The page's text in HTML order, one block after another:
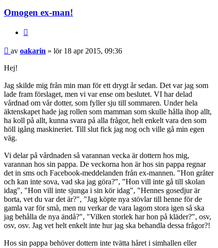
Omogen ex-man!
Inlägg
av oakarin » lör 18 apr 2015, 09:36
Hej!
Jag skilde mig från min man för ett drygt år sedan. Det var jag som
lade fram förslaget, men vi var ense om beslutet. VI har delad
vårdnad om vår dotter, som fyller sju till sommaren. Under hela
äktenskapet hade jag rollen som mamman som skulle hålla ihop allt,
ha koll på allt, kunna svara på alla frågor, helt enkelt vara den som
höll igång maskineriet. Till slut fick jag nog och ville gå min egen
väg.
Vi delar på vårdnaden så varannan vecka är dottern hos mig,
varannan hos sin pappa. De veckorna hon är hos sin pappa regnar
det in sms och Facebook-meddelanden från ex-mannen. "Hon gråter
och kan inte sova, vad ska jag göra?", "Hon vill inte gå till skolan
idag", "Hon vill inte sjunga i sin kör idag", "Hennes gosedjur är
borta, vet du var det är?", "Jag köpte nya stövlar till henne för de
gamla var för små, men nu verkar de vara lagom stora igen så ska
jag behålla de nya ändå?", "Vilken storlek har hon på kläder?", osv,
osv, osv. Jag vet helt enkelt inte hur jag ska behandla dessa frågor?!
Hos sin pappa behöver dottern inte tvätta håret i simhallen eller